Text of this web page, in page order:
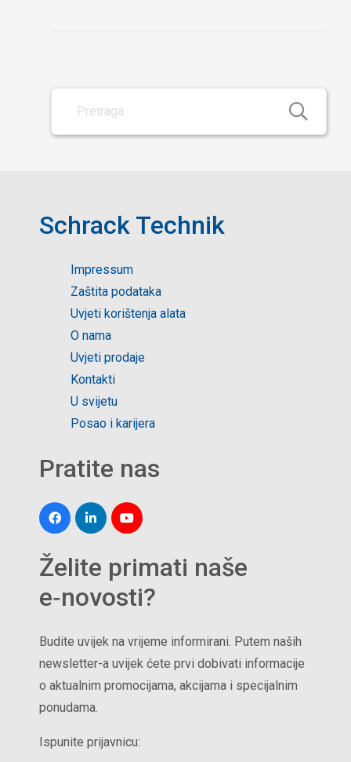
Schrack Technik
Impressum
Zaštita podataka
Uvjeti korištenja alata
O nama
Uvjeti prodaje
Kontakti
U svijetu
Posao i karijera
Pratite nas
Želite primati naše
e‑novosti?
Budite uvijek na vrijeme informirani. Putem naših
newsletter-a uvijek ćete prvi dobivati informacije
o aktualnim promocijama, akcijama i specijalnim
ponudama.
Ispunite prijavnicu: